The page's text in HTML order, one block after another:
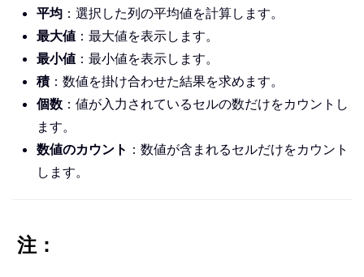
平均 ：選択した列の平均値を計算します。
最大値 ：最大値を表示します。
最小値 ：最小値を表示します。
積：数値を掛け合わせた結果を求めます。
個数 ：値が入力されているセルの数だけをカウントし
ます。
数値のカウント ：数値が含まれるセルだけをカウント
します。
注：